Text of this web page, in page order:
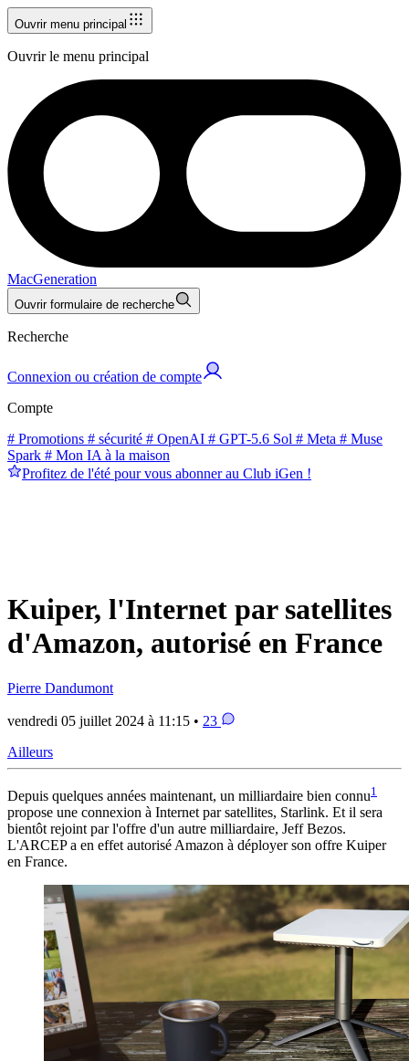
Ouvrir menu principal
Ouvrir le menu principal
MacGeneration
Ouvrir formulaire de recherche
Recherche
Connexion ou création de compte
Compte
# Promotions # sécurité # OpenAI # GPT-5.6 Sol # Meta # Muse
Spark # Mon IA à la maison
Profitez de l'été pour vous abonner au Club iGen !
Kuiper, l'Internet par satellites
d'Amazon, autorisé en France
Pierre Dandumont
vendredi 05 juillet 2024 à 11:15 • 23
Ailleurs
Depuis quelques années maintenant, un milliardaire bien connu1
propose une connexion à Internet par satellites, Starlink. Et il sera
bientôt rejoint par l'offre d'un autre milliardaire, Jeff Bezos.
L'ARCEP a en effet autorisé Amazon à déployer son offre Kuiper
en France.